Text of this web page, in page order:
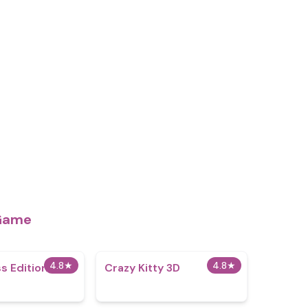
4.8★
Edition 4.8★
Crazy Kitty 3D